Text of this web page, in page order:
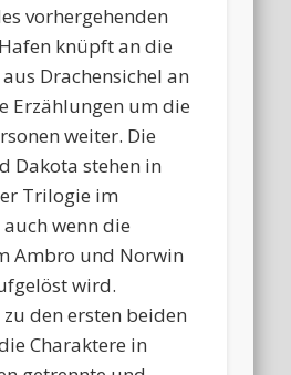
vorhergehenden
knüpft an die
Drachensichel an
Erzählungen um die
weiter. Die
Dakota stehen in
Trilogie im
wenn die
Ambro und Norwin
wird.
zu den ersten beiden
Charaktere in